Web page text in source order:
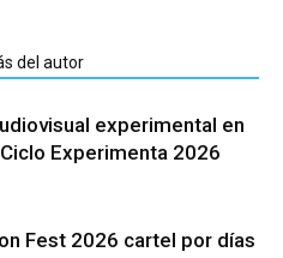
del autor
experimental en
Experimenta 2026
Fest 2026 cartel por días